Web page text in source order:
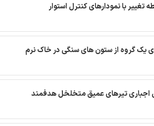
با نمودارهای کنترل استوار
یک گروه از ستون های سنگی در خاک نرم
اجباری تیرهای عمیق متخلخل هدفمند